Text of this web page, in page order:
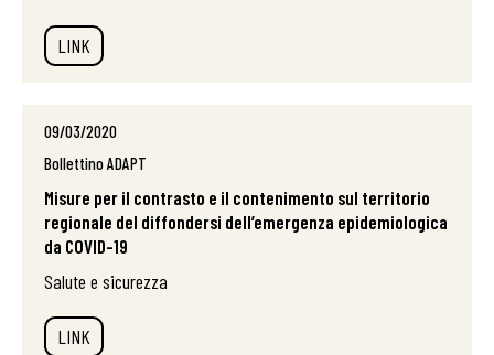
LINK
09/03/2020
Bollettino ADAPT
Misure per il contrasto e il contenimento sul territorio
regionale del diffondersi dell’emergenza epidemiologica
da COVID-19
Salute e sicurezza
LINK